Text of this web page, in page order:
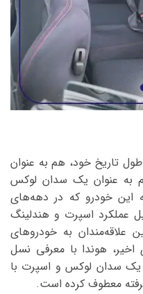
تاریخ خود، هم به عنوان
به عنوان یک سدان لوکس
این خودرو که در دهه‌های
به دلیل عملکرد اسپرت و هندلینگ
علاقه‌مندان به خودروهای
اخیر، هوندا با معرفی نسل
یک سدان لوکس و اسپرت با
معطوف کرده است.